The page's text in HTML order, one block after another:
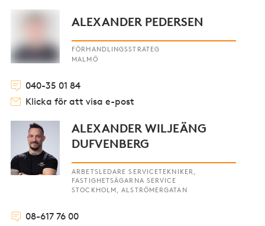
ALEXANDER PEDERSEN
FÖRHANDLINGSSTRATEG
MALMÖ
040-35 01 84
Klicka för att visa e-post
ALEXANDER WILJEÄNG
DUFVENBERG
ARBETSLEDARE SERVICETEKNIKER,
FASTIGHETSÄGARNA SERVICE
STOCKHOLM, ALSTRÖMERGATAN
08-617 76 00